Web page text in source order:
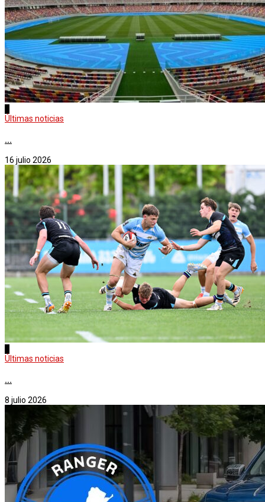
Últimas noticias
...
16 julio 2026
Últimas noticias
...
8 julio 2026